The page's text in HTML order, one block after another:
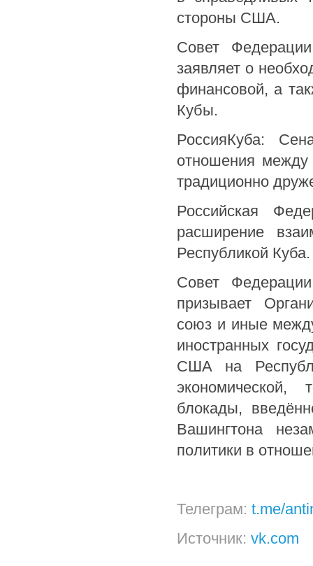
стороны США.
Совет
заявляет о
финансовой, а
Кубы.
РоссияКуба:
отношения между
традиционно
Российская
расширение
Республикой Куба.
Совет
призывает
союз и иные
иностранных
США на
экономической,
блокады,
Вашингтона
политики в
Телеграм: t.me/
Источник: vk.com